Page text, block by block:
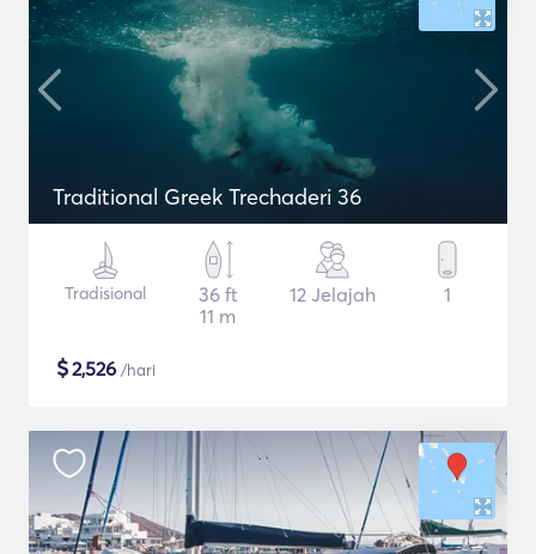
Traditional Greek Trechaderi 36
Tradisional
36 ft
11 m
12 Jelajah 1
$2,526 /hari